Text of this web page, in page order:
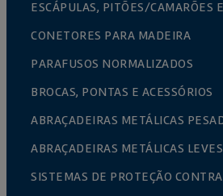
ESCÁPULAS, PITÕES/CAMARÕES
CONETORES PARA MADEIRA
PARAFUSOS NORMALIZADOS
BROCAS, PONTAS E ACESSÓRIOS
ABRAÇADEIRAS METÁLICAS
ABRAÇADEIRAS METÁLICAS LEVES
SISTEMAS DE PROTEÇÃO